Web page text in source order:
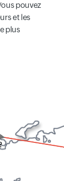
pouvez
et les
plus